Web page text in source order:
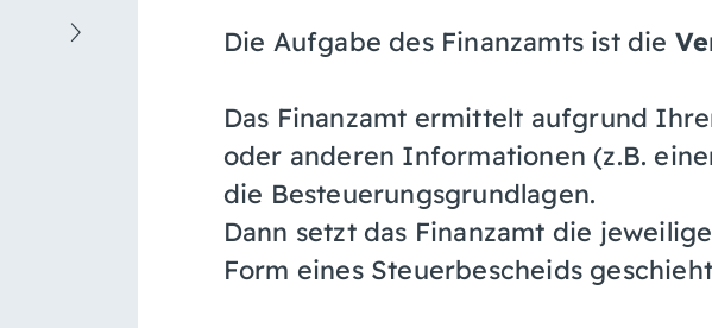
Die Aufgabe des Finanzamts ist die
Das Finanzamt ermittelt aufgrund
oder anderen Informationen (z.B.
die Besteuerungsgrundlagen.
Dann setzt das Finanzamt die
Form eines Steuerbescheids